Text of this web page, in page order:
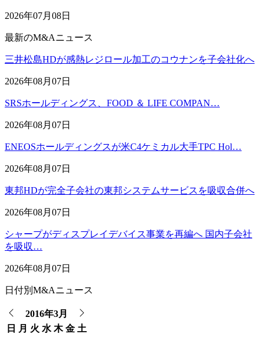
2026年07月08日
最新のM&Aニュース
三井松島HDが感熱レジロール加工のコウナンを子会社化へ
2026年08月07日
SRSホールディングス、FOOD ＆ LIFE COMPAN…
2026年08月07日
ENEOSホールディングスが米C4ケミカル大手TPC Hol…
2026年08月07日
東邦HDが完全子会社の東邦システムサービスを吸収合併へ
2026年08月07日
シャープがディスプレイデバイス事業を再編へ 国内子会社
を吸収…
2026年08月07日
日付別M&Aニュース
2016年3月
日
月 火 水 木 金 土